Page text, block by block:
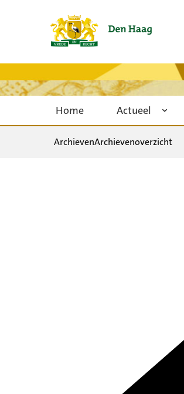
Home Actueel
ArchievenArchievenoverzicht